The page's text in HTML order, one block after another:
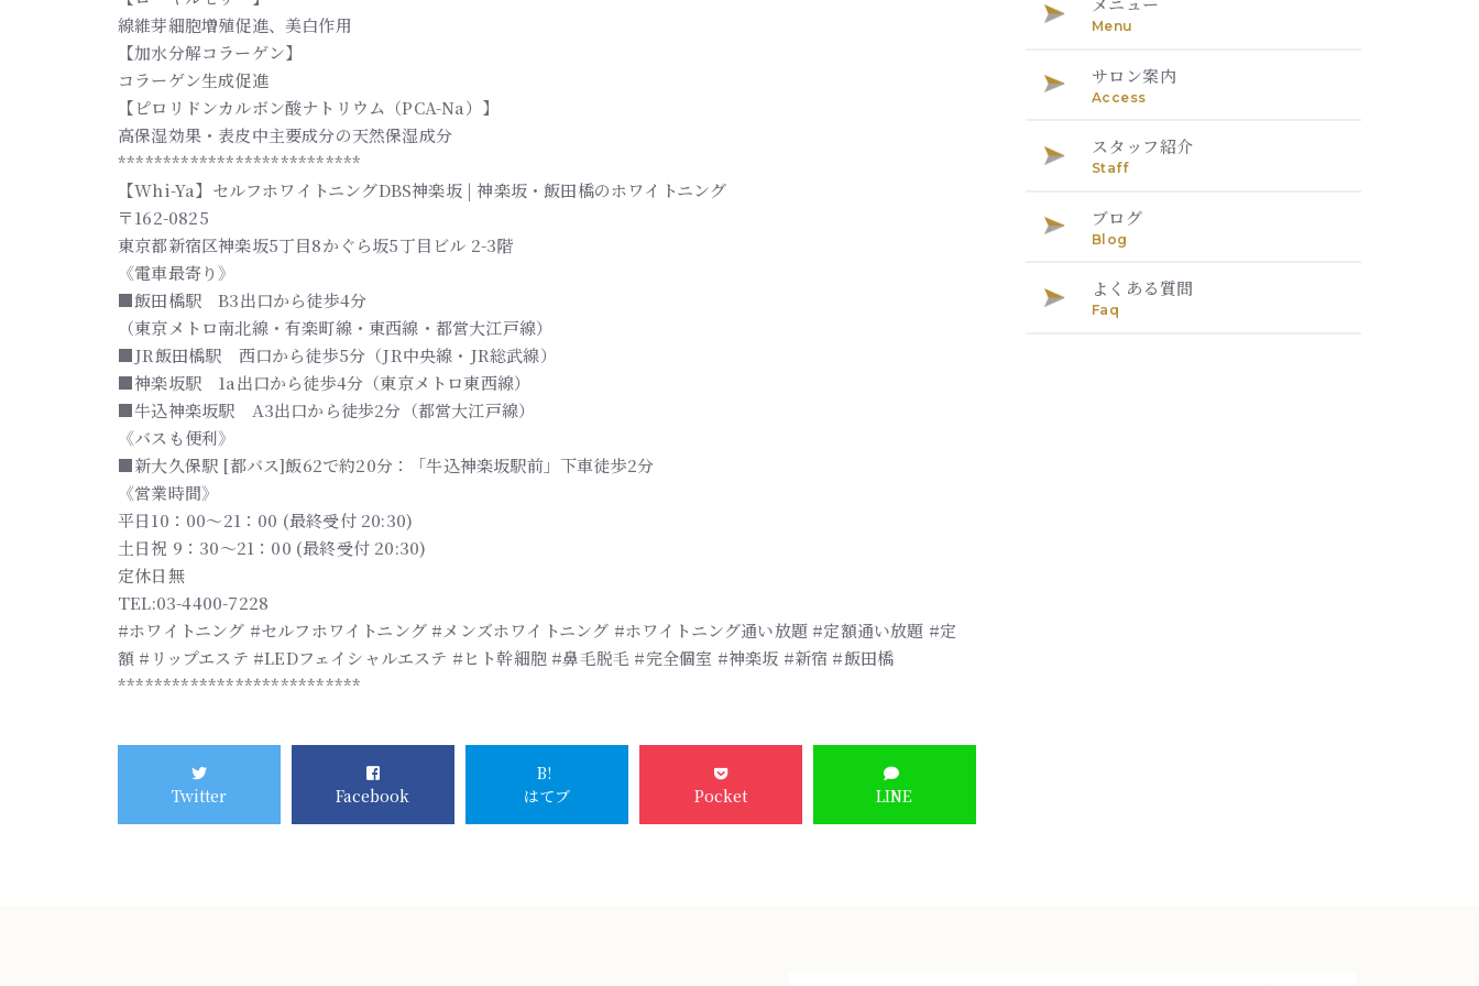
線維芽細胞増殖促進、美白作用
【加水分解コラーゲン】
コラーゲン生成促進
【ピロリドンカルボン酸ナトリウム（PCA-Na）】
高保湿効果・表皮中主要成分の天然保湿成分
***************************
【Whi-Ya】セルフホワイトニングDBS神楽坂 | 神楽坂・飯田橋のホワイトニング
〒162-0825
東京都新宿区神楽坂5丁目8かぐら坂5丁目ビル 2-3階
《電車最寄り》
■飯田橋駅 B3出口から徒歩4分
（東京メトロ南北線・有楽町線・東西線・都営大江戸線）
■JR飯田橋駅 西口から徒歩5分（JR中央線・JR総武線）
■神楽坂駅 1a出口から徒歩4分（東京メトロ東西線）
■牛込神楽坂駅 A3出口から徒歩2分（都営大江戸線）
《バスも便利》
■新大久保駅 [都バス]飯62で約20分：「牛込神楽坂駅前」下車徒歩2分
《営業時間》
平日10：00～21：00 (最終受付 20:30)
土日祝 9：30～21：00 (最終受付 20:30)
定休日無
TEL:03-4400-7228
#ホワイトニング #セルフホワイトニング #メンズホワイトニング #ホワイトニング通い放題 #定額通い放題 #定
額 #リップエステ #LEDフェイシャルエステ #ヒト幹細胞 #鼻毛脱毛 #完全個室 #神楽坂 #新宿 #飯田橋
***************************
Twitter Facebook
B!
はてブ
Pocket LINE
Menu
サロン案内
Access
スタッフ紹介
Staff
ブログ
Blog
よくある質問
Faq